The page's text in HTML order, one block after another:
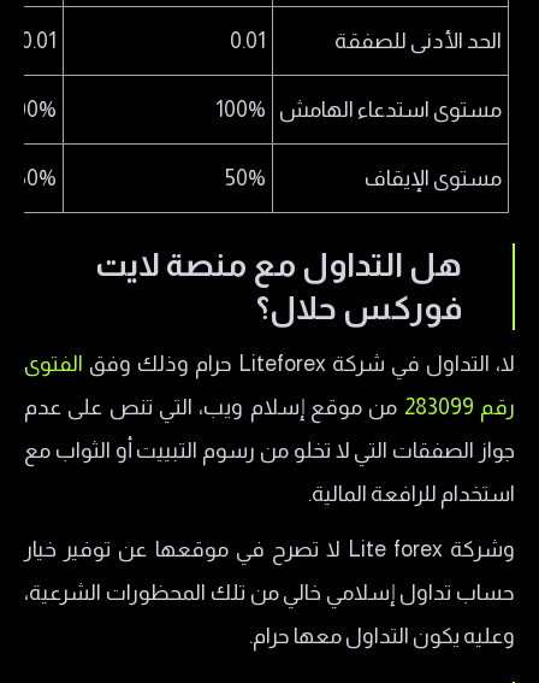
الحد الأدنى للصفقة 0.01
0.01
مستوى استدعاء الهامش 100%
100%
مستوى الإيقاف 50%
50%
هل التداول مع منصة لايت
فوركس حلال؟
لا، التداول في شركة Liteforex حرام وذلك وفق
الفتوى
رقم 283099
من موقع إسلام ويب، التي تنص على عدم
جواز الصفقات التي لا تخلو من رسوم التبييت أو الثواب مع
استخدام للرافعة المالية.
وشركة Lite forex لا تصرح في موقعها عن توفير خيار
حساب تداول إسلامي خالي من تلك المحظورات الشرعية،
وعليه يكون التداول معها حرام.